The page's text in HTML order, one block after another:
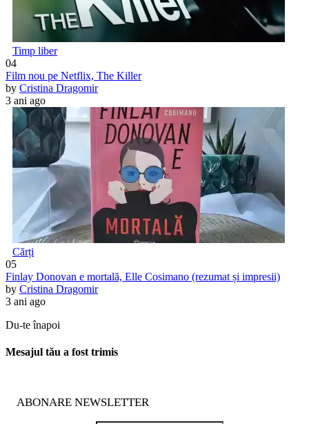
Timp liber
04
Film nou pe Netflix, The Killer
by Cristina Dragomir
3 ani ago
Cărți
05
Finlay Donovan e mortală, Elle Cosimano (rezumat și impresii)
by Cristina Dragomir
3 ani ago
Du-te înapoi
Mesajul tău a fost trimis
ABONARE NEWSLETTER